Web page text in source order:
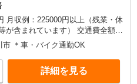
月収例：225000円以上（残業・休
れています） 交通費全額支
市 ＊車・バイク通勤OK
詳細を見る